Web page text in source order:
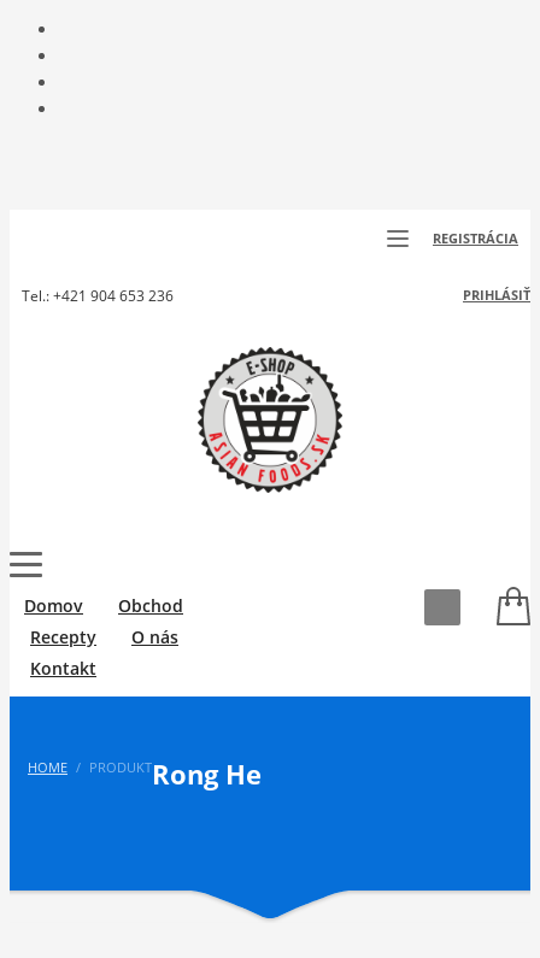
Tel.: +421 904 653 236
REGISTRÁCIA
PRIHLÁSIŤ
Domov
Obchod
Recepty
O nás
Kontakt
HOME PRODUKTRong He